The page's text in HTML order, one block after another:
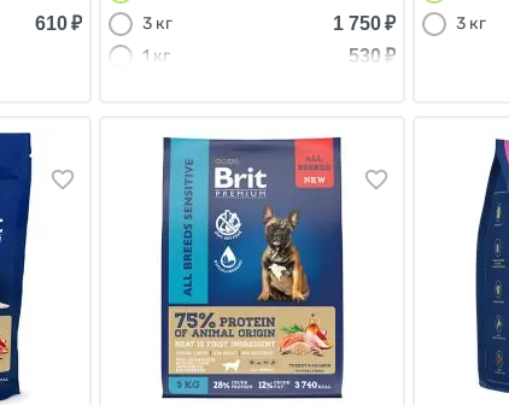
610 ₽
3 кг
1 750₽
1 кг
530 ₽
3 кг